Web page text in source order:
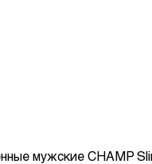
мужские CHAMP